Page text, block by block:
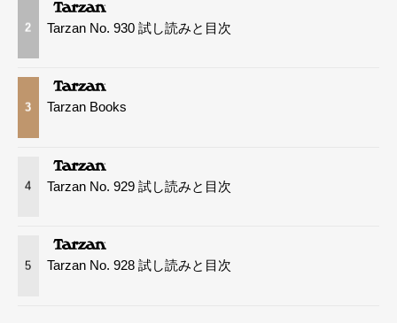
2 Tarzan No. 930 試し読みと目次
3 Tarzan Books
4 Tarzan No. 929 試し読みと目次
5 Tarzan No. 928 試し読みと目次